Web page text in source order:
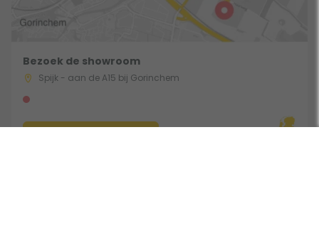
Bezoek de showroom
Spijk - aan de A15 bij Gorinchem